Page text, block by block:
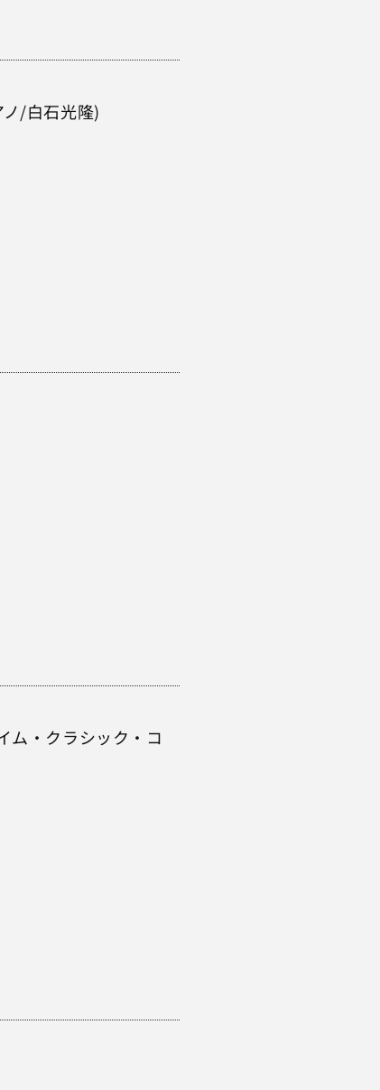
/白石光隆)
ム・クラシック・コ